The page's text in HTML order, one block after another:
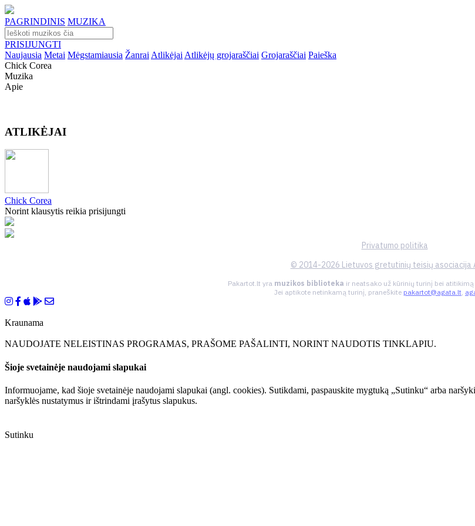
PAGRINDINIS MUZIKA
PRISIJUNGTI
Naujausia Metai Mėgstamiausia Žanrai Atlikėjai Atlikėjų grojaraščiai Grojaraščiai Paieška
Chick Corea
Muzika
Apie
ATLIKĖJAI
Chick Corea
Norint klausytis reikia prisijungti
Privatumo politika
© 2014-2026 Lietuvos gretutinių teisių asociacija
Pakartot.lt yra muzikos biblioteka ir neatsako už kūrinių turinį bei
Jei aptikote netinkamą turinį, praneškite pakartot@agata.lt,
Kraunama
NAUDOJATE NELEISTINAS PROGRAMAS, PRAŠOME PAŠALINTI, NORINT NAUDOTIS TINKLAPIU.
Šioje svetainėje naudojami slapukai
Informuojame, kad šioje svetainėje naudojami slapukai (angl. cookies). Sutikdami, paspauskite mygtuką „Sutinku“ arba
naršyklės nustatymus ir ištrindami įrašytus slapukus.
Sutinku